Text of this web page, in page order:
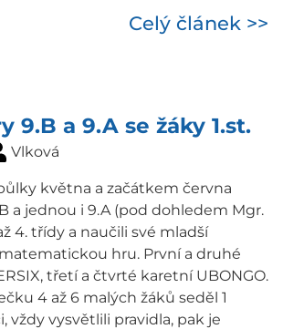
Celý článek >>
9.B a 9.A se žáky 1.st.
Vlková
května a začátkem června
a jednou i 9.A (pod dohledem Mgr.
4. třídy a naučili své mladší
hru. První a druhé
třetí a čtvrté karetní UBONGO.
4 až 6 malých žáků seděl 1
vždy vysvětlili pravidla, pak je